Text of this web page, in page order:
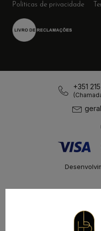
Políticas de privacidade
+351